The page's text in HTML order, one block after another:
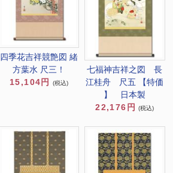
四季花吉祥競艶図 緒
方葉水 尺三！
15,104円
(税込)
七福神吉祥之図 長
江桂舟 尺五 【特価
】 日本製
22,176円
(税込)